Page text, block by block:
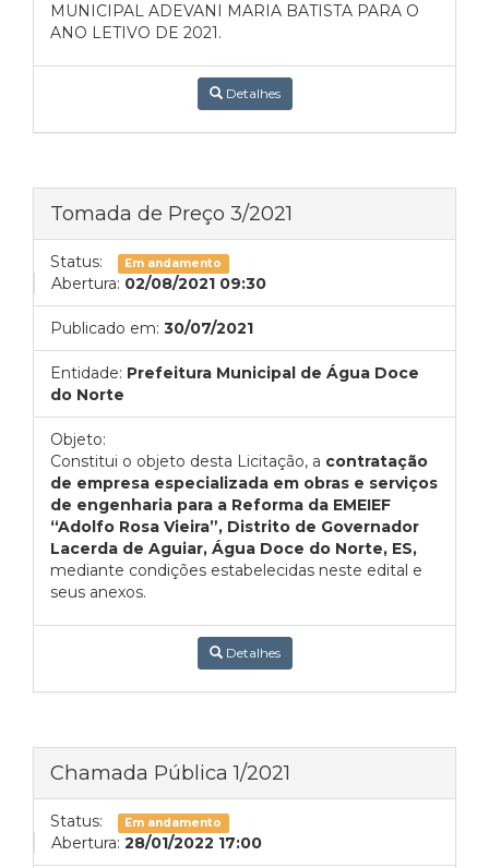
MUNICIPAL ADEVANI MARIA BATISTA PARA O
ANO LETIVO DE 2021.
Detalhes
Tomada de Preço 3/2021
Status: Em andamento
Abertura: 02/08/2021 09:30
Publicado em: 30/07/2021
Entidade: Prefeitura Municipal de Água Doce
do Norte
Objeto:
Constitui o objeto desta Licitação, a contratação
de empresa especializada em obras e serviços
de engenharia para a Reforma da EMEIEF
“Adolfo Rosa Vieira”, Distrito de Governador
Lacerda de Aguiar, Água Doce do Norte, ES,
mediante condições estabelecidas neste edital e
seus anexos.
Detalhes
Chamada Pública 1/2021
Status: Em andamento
Abertura: 28/01/2022 17:00